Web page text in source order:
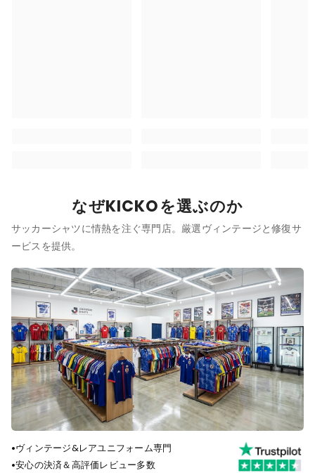
なぜKICKOを選ぶのか
サッカーシャツに情熱を注ぐ専門店。厳選ヴィンテージと修復サ
ービスを提供。
•ヴィンテージ&レアユニフォーム専門
•安心の決済＆高評価レビュー多数